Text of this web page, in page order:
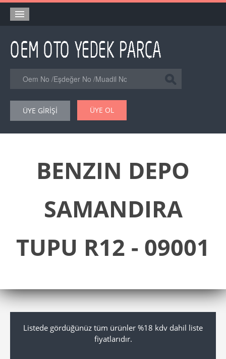
Orjinal Yedek Parça
Eşdeğer Muadil Yedek Parça
Şase Numarası VIN Yedekparça Sorgulama
Hakkımızda
ÜYE GİRİŞİ ÜYE OL
BENZIN DEPO
SAMANDIRA
TUPU R12 - 09001
Listede gördüğünüz tüm ürünler %18 kdv dahil liste
fiyatlarıdır.